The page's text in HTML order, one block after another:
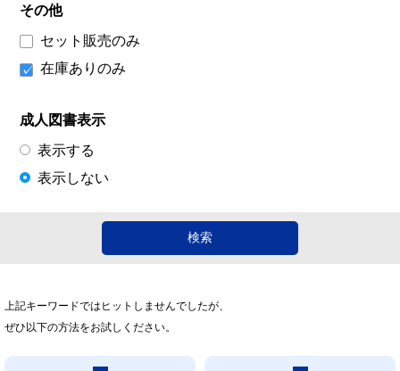
その他
セット販売のみ
在庫ありのみ
成人図書表示
表示する
表示しない
上記キーワードではヒットしませんでしたが、
ぜひ以下の方法をお試しください。